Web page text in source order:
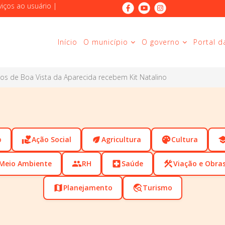
ao usuário |
Início O município O governo Portal
de Boa Vista da Aparecida recebem Kit Natalino
volunteer_activismAção Social ecoAgricultura paletteCultura
Ambiente peopleRH local_hospitalSaúde constructionViação e
map Planejamento travel_exploreTurismo